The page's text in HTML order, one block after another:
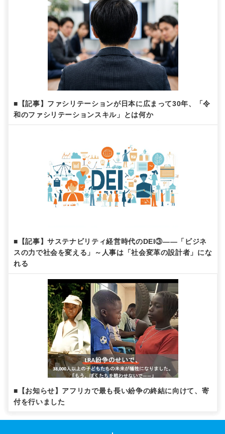
■【記事】ファシリテーションが日本に広まって30年、「令
和のファシリテーションスキル」とは何か
■【記事】サステナビリティ経営時代のDEI③——「ビジネ
スの力で社会を変える」～人事は「社会変革の設計者」にな
れる
■【お知らせ】アフリカで最も長い紛争の終結に向けて、寄
付を行いました